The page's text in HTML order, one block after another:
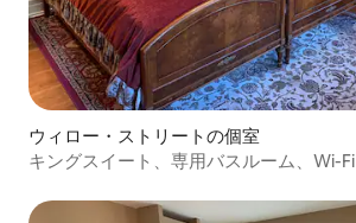
ウィロー・ストリートの個室
キングスイート、専用バスルーム、Wi-Fi